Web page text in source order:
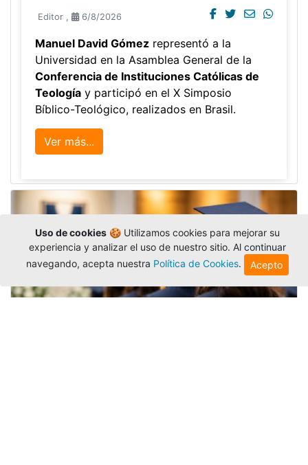
Editor , 6/8/2026
Manuel David Gómez representó a la
Universidad en la Asamblea General de la
Conferencia de Instituciones Católicas de
Teología y participó en el X Simposio
Bíblico-Teológico, realizados en Brasil.
Ver más...
Uso de cookies🍪 Utilizamos cookies para mejorar su
experiencia y analizar el uso de nuestro sitio. Al continuar
navegando, acepta nuestra Política de Cookies. Acepto